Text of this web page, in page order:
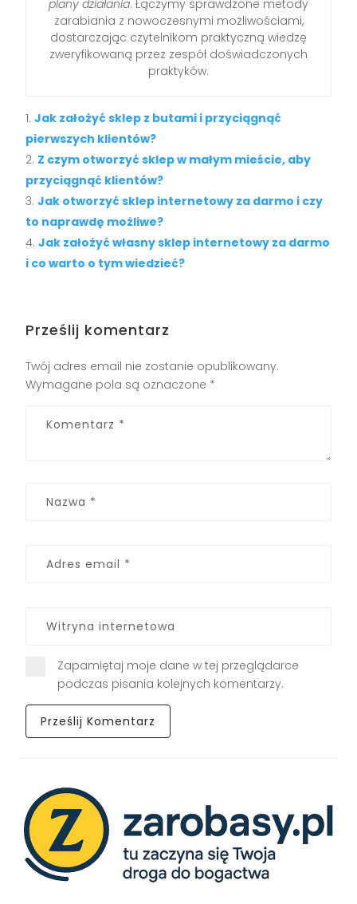
plany działania. Łączymy sprawdzone metody
zarabiania z nowoczesnymi możliwościami,
dostarczając czytelnikom praktyczną wiedzę
zweryfikowaną przez zespół doświadczonych
praktyków.
Jak założyć sklep z butami i przyciągnąć
pierwszych klientów?
Z czym otworzyć sklep w małym mieście, aby
przyciągnąć klientów?
Jak otworzyć sklep internetowy za darmo i czy
to naprawdę możliwe?
Jak założyć własny sklep internetowy za darmo
i co warto o tym wiedzieć?
Prześlij komentarz
Twój adres email nie zostanie opublikowany.
Wymagane pola są oznaczone *
Zapamiętaj moje dane w tej przeglądarce
podczas pisania kolejnych komentarzy.